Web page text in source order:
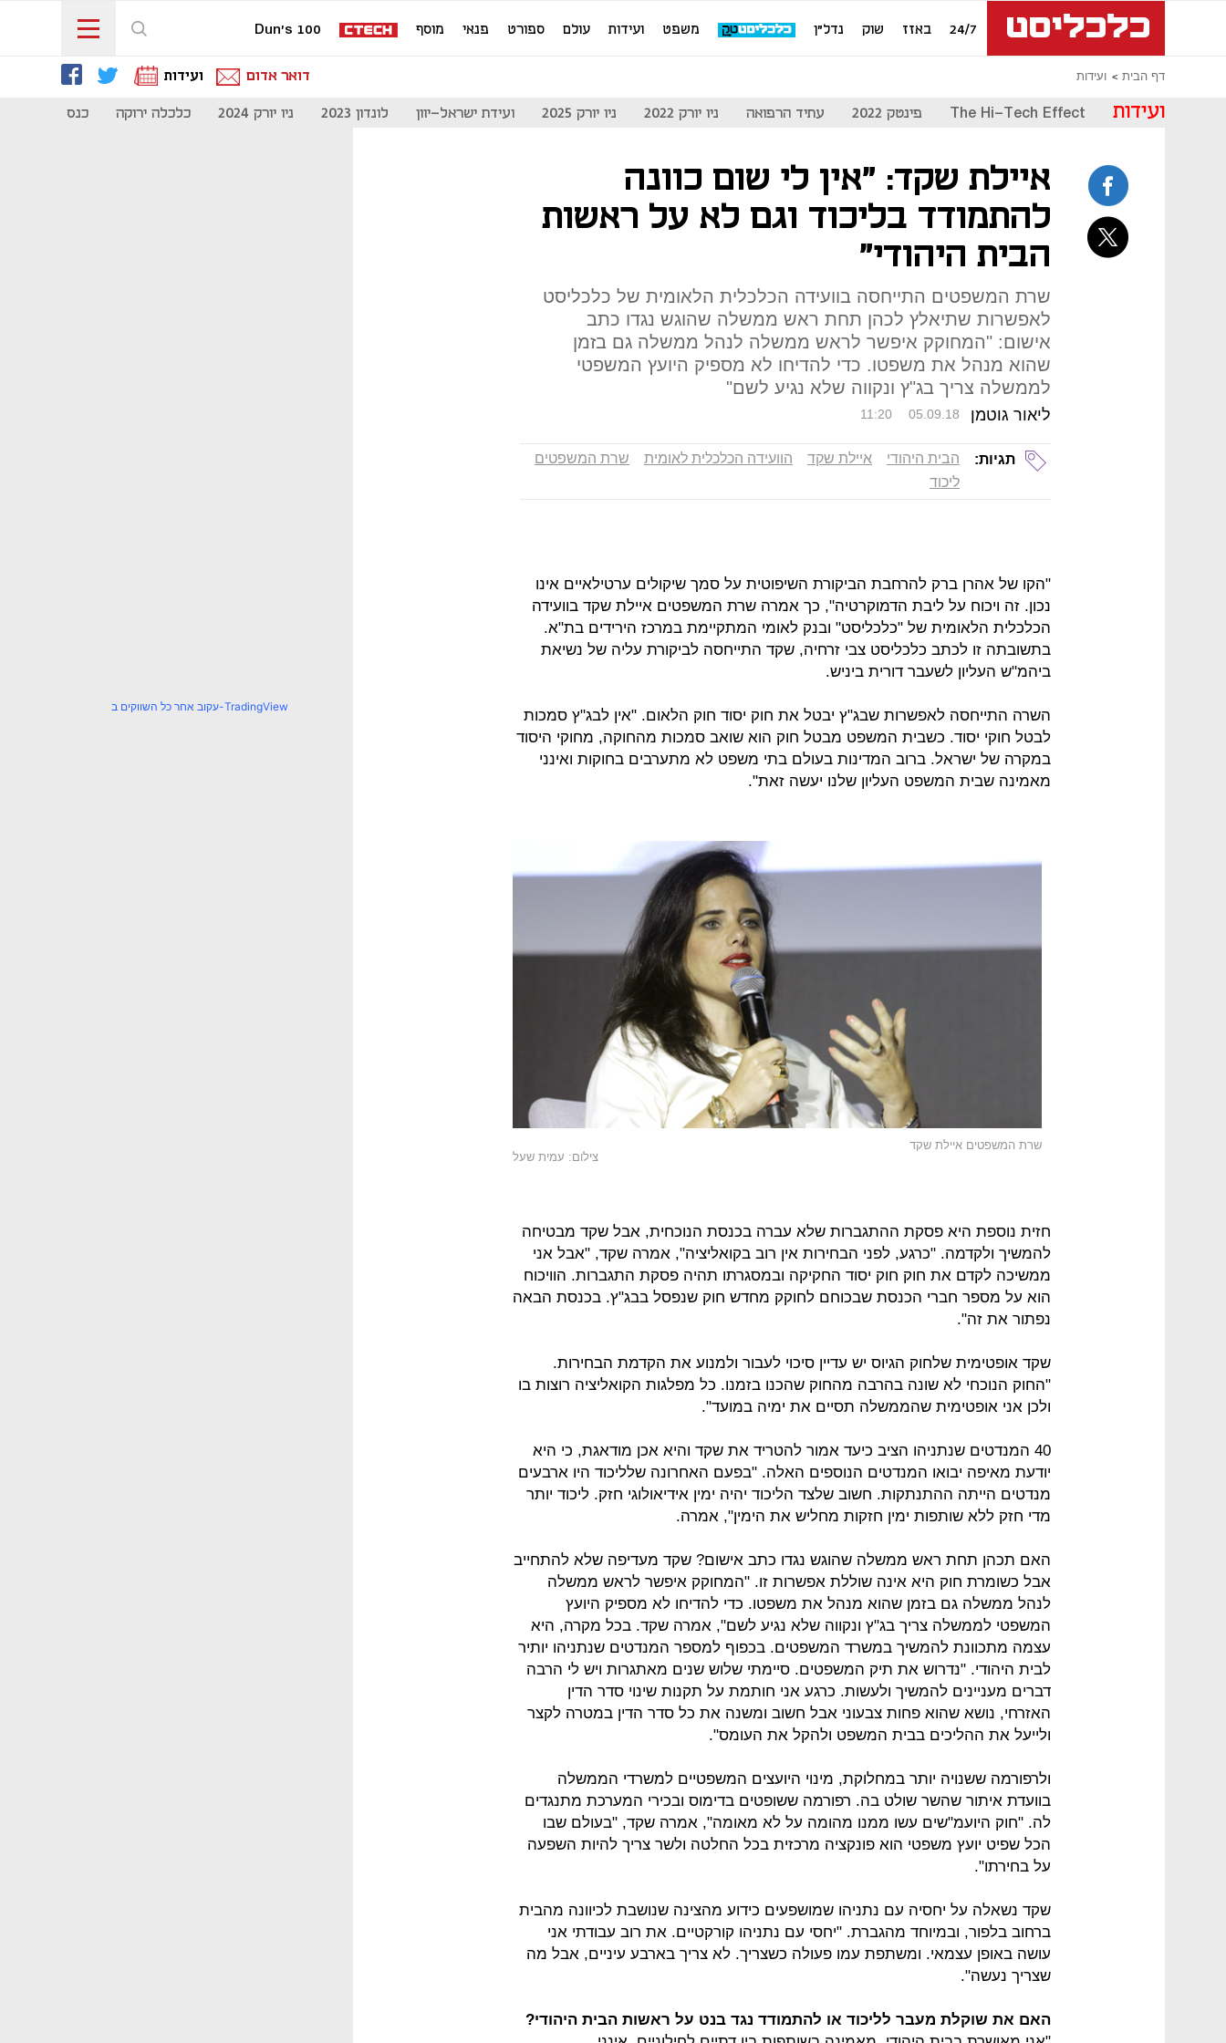
24/7 באזז שוק נדל"ן משפט ועידות עולם ספורט פנאי מוסף Dun's 100
דף הבית ועידות דואר אדום ועידות
ועידות The Hi-Tech Effect פינטק 2022 עתיד הרפואה ניו יורק 2022 ניו יורק 2025 ועידת ישראל-יוון לונדון 2023 ניו יורק 2024 כלכלה ירוקה כנס מיליון
איילת שקד: "אין לי שום כוונה
להתמודד בליכוד וגם לא על ראשות
הבית היהודי"
שרת המשפטים התייחסה בוועידה הכלכלית הלאומית של כלכליסט
לאפשרות שתיאלץ לכהן תחת ראש ממשלה שהוגש נגדו כתב
אישום: "המחוקק איפשר לראש ממשלה לנהל ממשלה גם בזמן
שהוא מנהל את משפטו. כדי להדיחו לא מספיק היועץ המשפטי
לממשלה צריך בג"ץ ונקווה שלא נגיע לשם"
ליאור גוטמן 11:20 05.09.18
תגיות: הבית היהודי איילת שקד הוועידה הכלכלית לאומית
שרת המשפטים
ליכוד
"הקו של אהרן ברק להרחבת הביקורת השיפוטית על סמך שיקולים ערטילאיים אינו
נכון. זה ויכוח על ליבת הדמוקרטיה", כך אמרה שרת המשפטים איילת שקד בוועידה
הכלכלית הלאומית של "כלכליסט" ובנק לאומי המתקיימת במרכז הירידים בת"א.
בתשובתה זו לכתב כלכליסט צבי זרחיה, שקד התייחסה לביקורת עליה של נשיאת
ביהמ"ש העליון לשעבר דורית ביניש.
השרה התייחסה לאפשרות שבג"ץ יבטל את חוק יסוד חוק הלאום. "אין לבג"ץ סמכות
לבטל חוקי יסוד. כשבית המשפט מבטל חוק הוא שואב סמכות מהחוקה, מחוקי היסוד
במקרה של ישראל. ברוב המדינות בעולם בתי משפט לא מתערבים בחוקות ואינני
מאמינה שבית המשפט העליון שלנו יעשה זאת".
שרת המשפטים איילת שקד
צילום: עמית שעל
חזית נוספת היא פסקת ההתגברות שלא עברה בכנסת הנוכחית, אבל שקד מבטיחה
להמשיך ולקדמה. "כרגע, לפני הבחירות אין רוב בקואליציה", אמרה שקד, "אבל אני
ממשיכה לקדם את חוק חוק יסוד החקיקה ובמסגרתו תהיה פסקת התגברות. הוויכוח
הוא על מספר חברי הכנסת שבכוחם לחוקק מחדש חוק שנפסל בבג"ץ. בכנסת הבאה
נפתור את זה".
שקד אופטימית שלחוק הגיוס יש עדיין סיכוי לעבור ולמנוע את הקדמת הבחירות.
"החוק הנוכחי לא שונה בהרבה מהחוק שהכנו בזמנו. כל מפלגות הקואליציה רוצות בו
ולכן אני אופטימית שהממשלה תסיים את ימיה במועד".
40 המנדטים שנתניהו הציב כיעד אמור להטריד את שקד והיא אכן מודאגת, כי היא
יודעת מאיפה יבואו המנדטים הנוספים האלה. "בפעם האחרונה שלליכוד היו ארבעים
מנדטים הייתה ההתנתקות. חשוב שלצד הליכוד יהיה ימין אידיאולוגי חזק. ליכוד יותר
מדי חזק ללא שותפות ימין חזקות מחליש את הימין", אמרה.
האם תכהן תחת ראש ממשלה שהוגש נגדו כתב אישום? שקד מעדיפה שלא להתחייב
אבל כשומרת חוק היא אינה שוללת אפשרות זו. "המחוקק איפשר לראש ממשלה
לנהל ממשלה גם בזמן שהוא מנהל את משפטו. כדי להדיחו לא מספיק היועץ
המשפטי לממשלה צריך בג"ץ ונקווה שלא נגיע לשם", אמרה שקד. בכל מקרה, היא
עצמה מתכוונת להמשיך במשרד המשפטים. בכפוף למספר המנדטים שנתניהו יותיר
לבית היהודי. "נדרוש את תיק המשפטים. סיימתי שלוש שנים מאתגרות ויש לי הרבה
דברים מעניינים להמשיך ולעשות. כרגע אני חותמת על תקנות שינוי סדר הדין
האזרחי, נושא שהוא פחות צבעוני אבל חשוב ומשנה את כל סדר הדין במטרה לקצר
ולייעל את ההליכים בבית המשפט ולהקל את העומס".
ולרפורמה ששנויה יותר במחלוקת, מינוי היועצים המשפטיים למשרדי הממשלה
בוועדת איתור שהשר שולט בה. רפורמה ששופטים בדימוס ובכירי המערכת מתנגדים
לה. "חוק היועמ"שים עשו ממנו מהומה על לא מאומה", אמרה שקד, "בעולם שבו
הכל שפיט יועץ משפטי הוא פונקציה מרכזית בכל החלטה ולשר צריך להיות השפעה
על בחירתו".
שקד נשאלה על יחסיה עם נתניהו שמושפעים כידוע מהצינה שנושבת לכיוונה מהבית
ברחוב בלפור, ובמיוחד מהגברת. "יחסי עם נתניהו קורקטיים. את רוב עבודתי אני
עושה באופן עצמאי. ומשתפת עמו פעולה כשצריך. לא צריך בארבע עיניים, אבל מה
שצריך נעשה".
האם את שוקלת מעבר לליכוד או להתמודד נגד בנט על ראשות הבית היהודי?
עקוב אחר כל השווקים ב-TradingView